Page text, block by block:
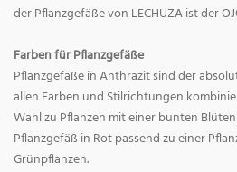
der Pflanzgefäße von LECHUZA ist der
Farben für Pflanzgefäße
Pflanzgefäße in Anthrazit sind der
allen Farben und Stilrichtungen
Wahl zu Pflanzen mit einer bunten
Pflanzgefäß in Rot passend zu einer
Grünpflanzen.